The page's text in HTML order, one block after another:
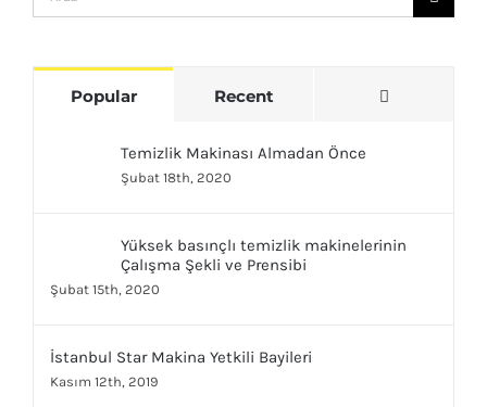
Popular Recent Comments
Temizlik Makinası Almadan Önce
Şubat 18th, 2020
Yüksek basınçlı temizlik makinelerinin
Çalışma Şekli ve Prensibi
Şubat 15th, 2020
İstanbul Star Makina Yetkili Bayileri
Kasım 12th, 2019